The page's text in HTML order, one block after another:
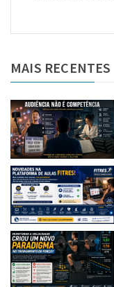
MAIS RECENTES